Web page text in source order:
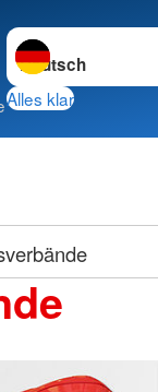
Sprache wechseln
Alles klar